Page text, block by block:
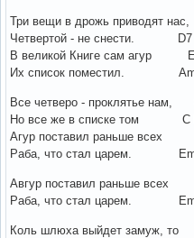
Три вещи в дрожь приводят
Четвертой - не снести. D7
В великой Книге сам агур
Их список поместил. Am/
Все четверо - проклятье нам,
Но все же в списке том C
Агур поставил раньше всех
Раба, что стал царем. Em
Авгур поставил раньше всех
Раба, что стал царем. Em
Коль шлюха выйдет замуж,